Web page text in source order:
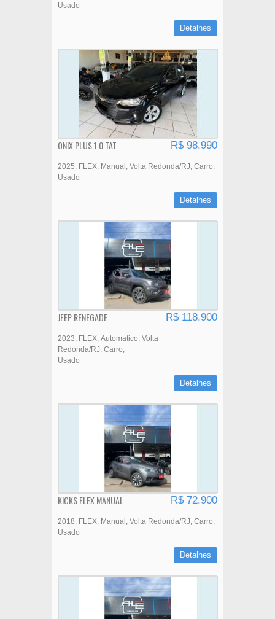
Usado
Detalhes
ONIX PLUS 1.0 TAT R$ 98.990
2025 FLEX Manual Volta Redonda/RJ Carro
Usado
Detalhes
JEEP RENEGADE R$ 118.900
2023 FLEX Automatico Volta
Redonda/RJ Carro
Usado
Detalhes
KICKS FLEX MANUAL R$ 72.900
2018 FLEX Manual Volta Redonda/RJ Carro
Usado
Detalhes